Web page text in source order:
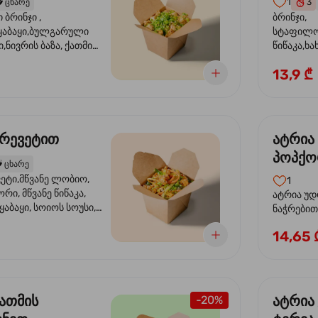
ცხარე
,
ბაზა, ქათმის
ხახვი,სეზამის
3
ბრინჯი,
სოუსი,
13,9 ₾
ცხარე
ლობიო,
მწვანე წიწაკა,
სოიოს სოუსი,
სოუსი, მწვანე ხახვი,
ატრია
სოსუით
1
ატრია
ნაჭრებით,
ნიორი)
14,65
-20%